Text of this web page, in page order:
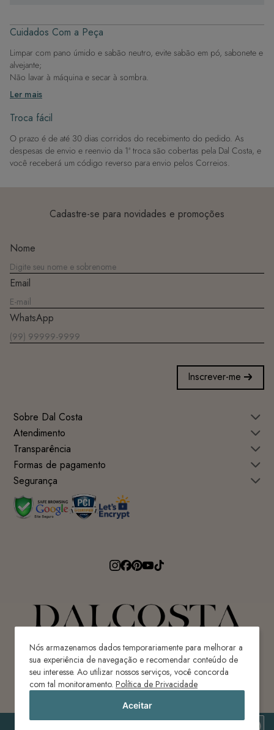
Nós armazenamos dados temporariamente para melhorar a
sua experiência de navegação e recomendar conteúdo de
seu interesse. Ao utilizar nossos serviços, você concorda
com tal monitoramento. Política de Privacidade
Aceitar
exclusividade da peça.
Seu revestimento interno é em material PU, um
sintético que imita o couro, sendo bem prático na hora
da limpeza.
Com esta necessaire, você garante organização e
estilo, seja qual for a ocasião.
Cuidados Com a Peça
Limpar com pano úmido e sabão neutro, evite sabão em pó, sabonete e
alvejante;
Não lavar à máquina e secar à sombra.
Ler mais
Troca fácil
O prazo é de até 30 dias corridos do recebimento do pedido. As
despesas de envio e reenvio da 1ª troca são cobertas pela Dal Costa, e
você receberá um código reverso para envio pelos Correios.
Cadastre-se para novidades e promoções
Nome
Email
WhatsApp
Inscrever-me
Sobre Dal Costa
Atendimento
Transparência
Formas de pagamento
Segurança
Avenida Ricardo Paulino Maes, 640 - Centro